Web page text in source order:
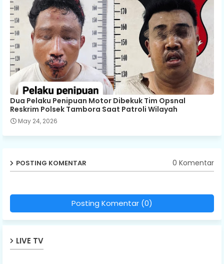
Dua Pelaku Penipuan Motor Dibekuk Tim Opsnal
Reskrim Polsek Tambora Saat Patroli Wilayah
May 24, 2026
POSTING KOMENTAR 0 Komentar
Posting Komentar (0)
LIVE TV